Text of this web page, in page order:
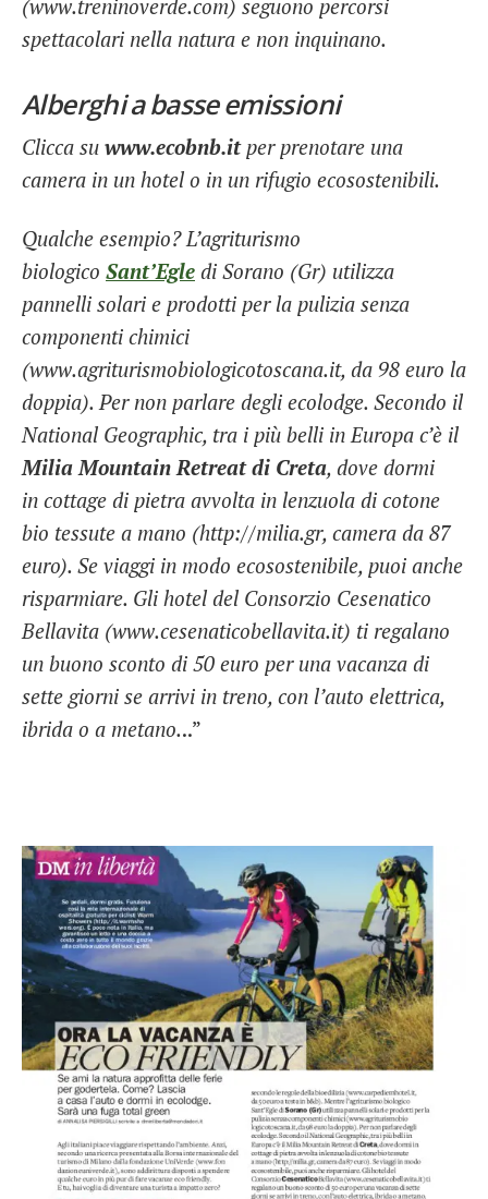
(www.treninoverde.com) seguono percorsi
spettacolari nella natura e non inquinano.
Alberghi a basse emissioni
Clicca su www.ecobnb.itper prenotare una
camera in un hotel o in un rifugio ecosostenibili.
Qualche esempio? L’agriturismo
biologico Sant’Egle di Sorano (Gr) utilizza
pannelli solari e prodotti per la pulizia senza
componenti chimici
(www.agriturismobiologicotoscana.it, da 98 euro la
doppia). Per non parlare degli ecolodge. Secondo il
National Geographic, tra i più belli in Europa c’è il
Milia Mountain Retreat di Creta, dove dormi
in cottage di pietra avvolta in lenzuola di cotone
bio tessute a mano (http://milia.gr, camera da 87
euro). Se viaggi in modo ecosostenibile, puoi anche
risparmiare. Gli hotel del Consorzio Cesenatico
Bellavita (www.cesenaticobellavita.it) ti regalano
un buono sconto di 50 euro per una vacanza di
sette giorni se arrivi in treno, con l’auto elettrica,
ibrida o a metano...”